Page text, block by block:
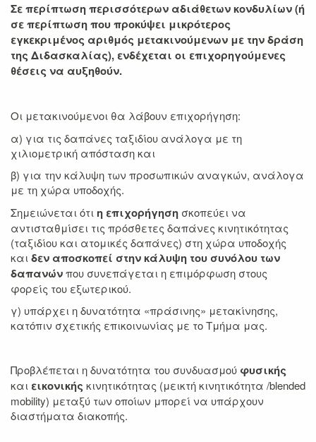
Σε περίπτωση περισσότερων αδιάθετων κονδυλίων (ή
σε περίπτωση που προκύψει μικρότερος
εγκεκριμένος αριθμός μετακινούμενων με την δράση
της Διδασκαλίας), ενδέχεται οι επιχορηγούμενες
θέσεις να αυξηθούν.
Οι μετακινούμενοι θα λάβουν επιχορήγηση:
α) για τις δαπάνες ταξιδίου ανάλογα με τη
χιλιομετρική απόσταση και
β) για την κάλυψη των προσωπικών αναγκών, ανάλογα
με τη χώρα υποδοχής.
Σημειώνεται ότι η επιχορήγηση σκοπεύει να
αντισταθμίσει τις πρόσθετες δαπάνες κινητικότητας
(ταξιδίου και ατομικές δαπάνες) στη χώρα υποδοχής
και δεν αποσκοπεί στην κάλυψη του συνόλου των
δαπανώνπου συνεπάγεται η επιμόρφωση στους
φορείς του εξωτερικού.
γ) υπάρχει η δυνατότητα «πράσινης» μετακίνησης,
κατόπιν σχετικής επικοινωνίας με το Τμήμα μας.
Προβλέπεται η δυνατότητα του συνδυασμού φυσικής
και εικονικής κινητικότητας (μεικτή κινητικότητα /blended
mobility) μεταξύ των οποίων μπορεί να υπάρχουν
διαστήματα διακοπής.